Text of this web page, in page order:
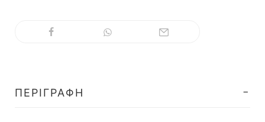
ΠΕΡΙΓΡΑΦΉ